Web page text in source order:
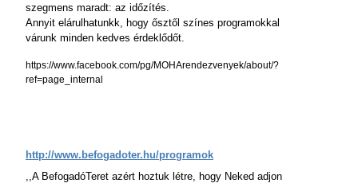
szegmens maradt: az időzítés.
Annyit elárulhatunkk, hogy ősztől színes programokkal
várunk minden kedves érdeklődőt.
https://www.facebook.com/pg/MOHArendezvenyek/about/?
ref=page_internal
http://www.befogadoter.hu/programok
,,A BefogadóTeret azért hoztuk létre, hogy Neked adjon